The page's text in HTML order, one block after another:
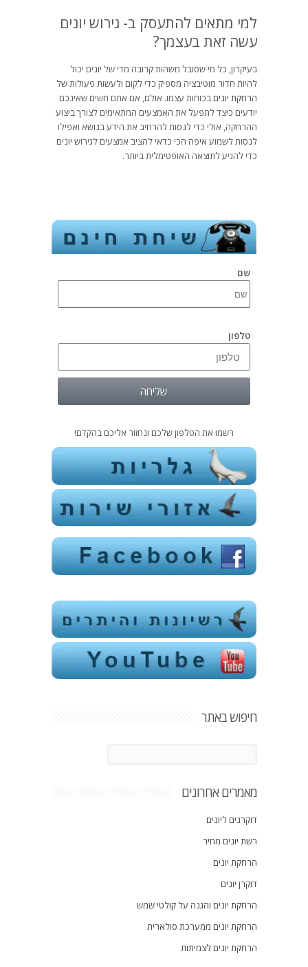
למי מתאים להתעסק ב- גירוש יונים
עשה זאת בעצמך?
בעיקרון, כל מי שסובל משהות קרובה מדי של יונים יכול
להיות חדור מוטיבציה מספיק כדי לקום ולעשות פעולות של
הרחקת יוניםבכוחות עצמו. אולם, אם אתם חשים שאינכם
יודעים כיצד לתפעל את האמצעים המתאימים לצורך ביצוע
ההרחקה, אולי כדי לנסות להרחיב את הידע בנושא ואפילו
לנסות לשמוע איפה הכי כדאי להציב אמצעים לגירוש יונים
כדי להגיע לתוצאה האופטימלית ביותר.
שם
טלפון
שליחה
רשמו את הטלפון שלכם ונחזור אליכם בהקדם!
חיפוש באתר
מאמרים אחרונים
דוקרנים ליונים
רשת יונים מחיר
הרחקת יונים
דוקרן יונים
הרחקת יונים והגנה על קולטי שמש
הרחקת יונים ממערכת סולארית
הרחקת יונים לצמיתות